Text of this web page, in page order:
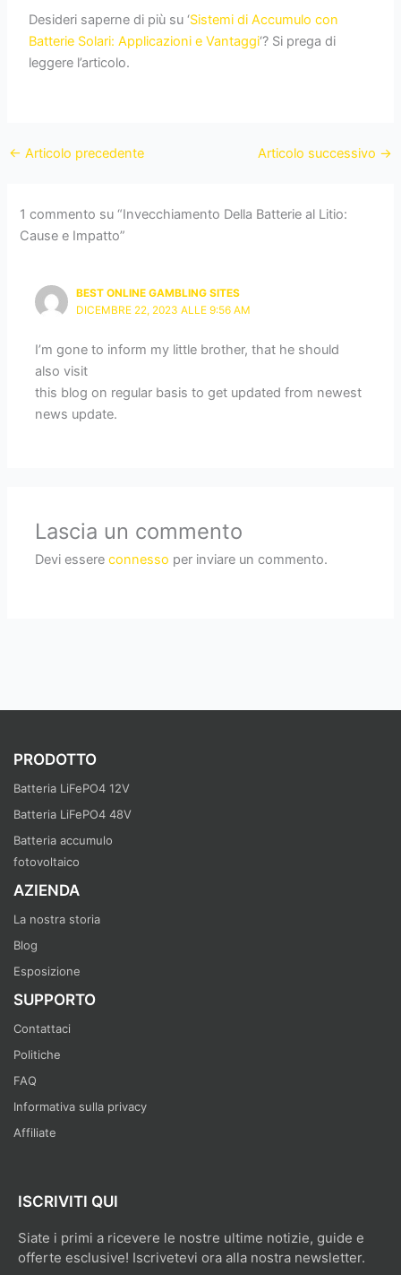
Desideri saperne di più su ‘Sistemi di Accumulo con
Batterie Solari: Applicazioni e Vantaggi‘? Si prega di
leggere l’articolo.
← Articolo precedente Articolo successivo →
1 commento su “Invecchiamento Della Batterie al Litio:
Cause e Impatto”
BEST ONLINE GAMBLING SITES
DICEMBRE 22, 2023 ALLE 9:56 AM
I’m gone to inform my little brother, that he should
also visit
this blog on regular basis to get updated from newest
news update.
Lascia un commento
Devi essereconnesso per inviare un commento.
PRODOTTO
Batteria LiFePO4 12V
Batteria LiFePO4 48V
Batteria accumulo
fotovoltaico
AZIENDA
La nostra storia
Blog
Esposizione
SUPPORTO
Contattaci
Politiche
FAQ
Informativa sulla privacy
Affiliate
ISCRIVITI QUI
Siate i primi a ricevere le nostre ultime notizie, guide e
offerte esclusive! Iscrivetevi ora alla nostra newsletter.